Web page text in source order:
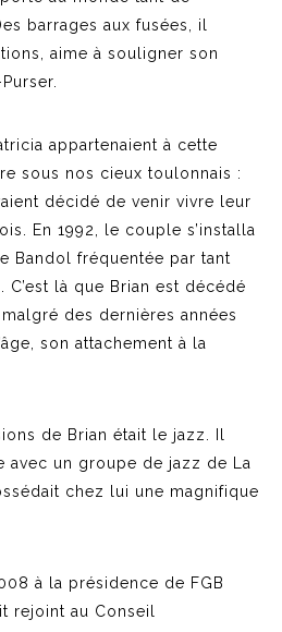
barrages aux fusées, il
aime à souligner son
appartenaient à cette
sous nos cieux toulonnais :
décidé de venir vivre leur
En 1992, le couple s’installa
Bandol fréquentée par tant
C’est là que Brian est décédé
des dernières années
son attachement à la
de Brian était le jazz. Il
avec un groupe de jazz de La
chez lui une magnifique
à la présidence de FGB
rejoint au Conseil